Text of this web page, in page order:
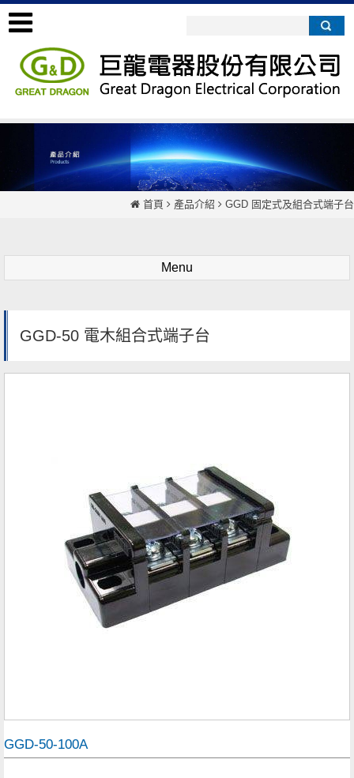
首頁 產品介紹 GGD 固定式及組合式端子台
Menu
GGD-50 電木組合式端子台
GGD-50-100A